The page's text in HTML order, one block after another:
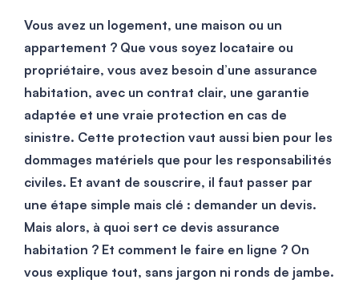
Vous avez un logement, une maison ou un
appartement ? Que vous soyez locataire ou
propriétaire, vous avez besoin d’une assurance
habitation, avec un contrat clair, une garantie
adaptée et une vraie protection en cas de
sinistre. Cette protection vaut aussi bien pour les
dommages matériels que pour les responsabilités
civiles. Et avant de souscrire, il faut passer par
une étape simple mais clé : demander un devis.
Mais alors, à quoi sert ce devis assurance
habitation ? Et comment le faire en ligne ? On
vous explique tout, sans jargon ni ronds de jambe.